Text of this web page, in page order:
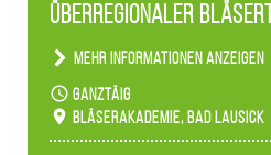
unserer Fachbereiche.
Überregionaler
Mehr Informationen anzeigen
Teilnahme der Bläserklassen.
ganztäig
Bläserakademie, Bad Lausick